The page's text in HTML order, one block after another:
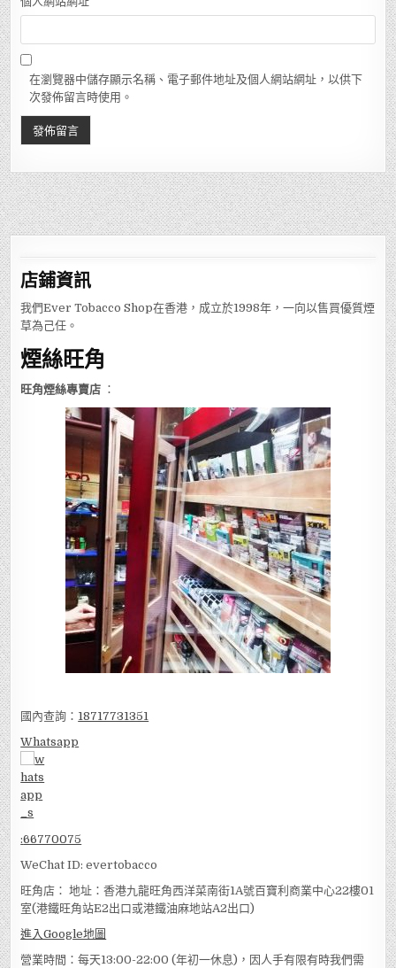
在瀏覽器中儲存顯示名稱、電子郵件地址及個人網站網址，以供下
次發佈留言時使用。
店鋪資訊
我們Ever Tobacco Shop在香港，成立於1998年，一向以售買優質煙
草為己任。
煙絲旺角
旺角煙絲專賣店 ：
國內查詢： 18717731351
Whatsapp
:66770075
WeChat ID: evertobacco
旺角店： 地址：香港九龍旺角西洋菜南街1A號百寶利商業中心22樓01
室(港鐵旺角站E2出口或港鐵油麻地站A2出口)
進入Google地圖
營業時間：每天13:00-22:00 (年初一休息)，因人手有限有時我們需